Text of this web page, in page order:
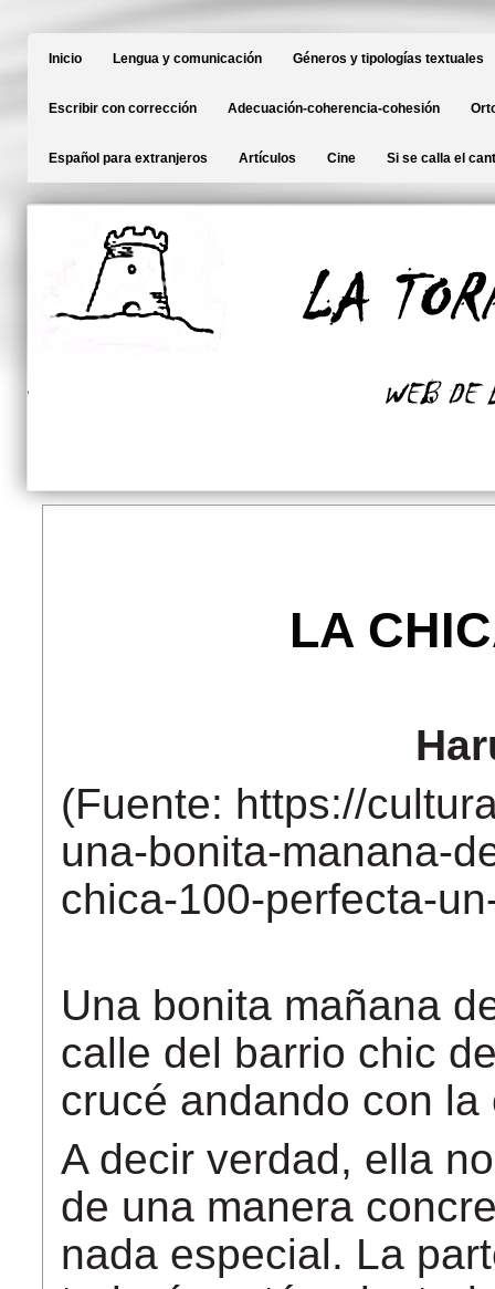
Inicio Lengua y comunicación Géneros y tipologías textuales
Escribir con corrección Adecuación-coherencia-cohesión
Español para extranjeros Artículos Cine Si se calla el
LA
(Fuente: https://
una-bonita-manana-
chica-100-perfecta-
Una bonita mañana
calle del barrio chic
crucé andando con
A decir verdad, ella
de una manera
nada especial. La